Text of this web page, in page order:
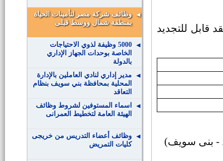
قابل للتجديد
- بنى سويف)
وظائف شركة مصر لتأمينات الحياة
بمنطقة شمال ووسط قبلى
5000 وظيفة لذوي الاحتياجات
الخاصة بوحدات الجهاز الإداري
بالدولة
مدير إداري لنادي العاملين بالإدارة
المحلية بمحافظة بني سويف بنظام
التعاقد
اسماء المستوفين لشروط وظائف
الهيئة العامة لتخطيط العمرانى
وظائف أعضاء التدريس من خريجى
كليات التمريض